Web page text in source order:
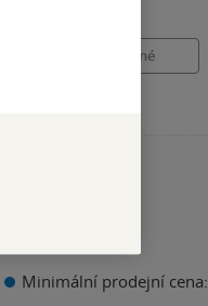
Nedostupné
Minimální prodejní cena: